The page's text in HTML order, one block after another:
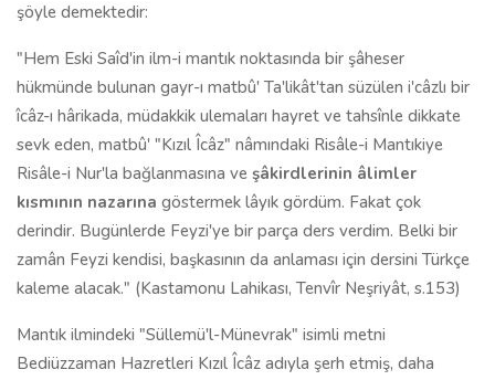
şöyle demektedir:
"Hem Eski Saîd'in ilm-i mantık noktasında bir şâheser
hükmünde bulunan gayr-ı matbû' Ta'likât'tan süzülen i'câzlı bir
îcâz-ı hârikada, müdakkik ulemaları hayret ve tahsînle dikkate
sevk eden, matbû' "Kızıl Îcâz" nâmındaki Risâle-i Mantıkiye
Risâle-i Nur'la bağlanmasına ve şâkirdlerinin âlimler
kısmının nazarına göstermek lâyık gördüm. Fakat çok
derindir. Bugünlerde Feyzi'ye bir parça ders verdim. Belki bir
zamân Feyzi kendisi, başkasının da anlaması için dersini Türkçe
kaleme alacak." (Kastamonu Lahikası, Tenvîr Neşriyât, s.153)
Mantık ilmindeki "Süllemü'l-Münevrak" isimli metni
Bediüzzaman Hazretleri Kızıl Îcâz adıyla şerh etmiş, daha